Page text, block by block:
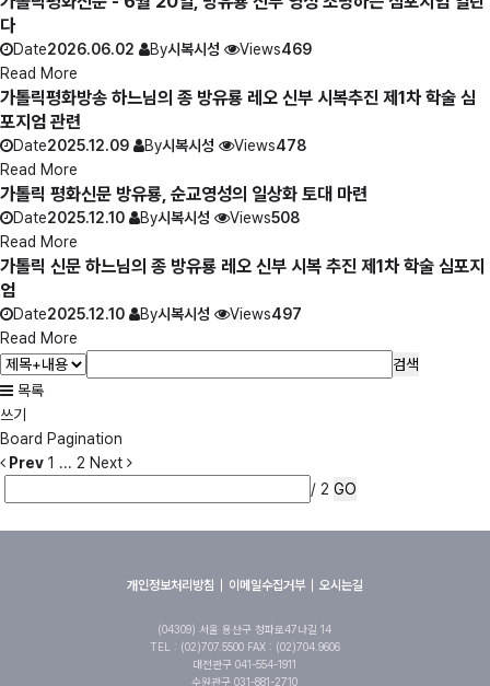
다
Date2026.06.02 By시복시성 Views469
Read More
가톨릭평화방송 하느님의 종 방유룡 레오 신부 시복추진 제1차 학술 심
포지엄 관련
Date2025.12.09 By시복시성 Views478
Read More
가톨릭 평화신문 방유룡, 순교영성의 일상화 토대 마련
Date2025.12.10 By시복시성 Views508
Read More
가톨릭 신문 하느님의 종 방유룡 레오 신부 시복 추진 제1차 학술 심포지
엄
Date2025.12.10 By시복시성 Views497
Read More
검색
목록
쓰기
Board Pagination
Prev 1 ... 2 Next
/ 2 GO
개인정보처리방침 이메일수집거부 오시는길
(04309) 서울 용산구 청파로47나길 14
TEL : (02)707.5500 FAX : (02)704.9606
대전관구 041-554-1911
수원관구 031-881-2710